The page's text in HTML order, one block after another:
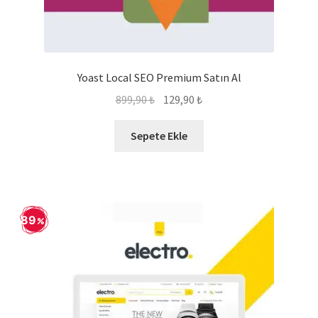
Yoast Local SEO Premium Satın Al
899,90₺ Orijinal
899,90 ₺.
129,90₺Şu
Sepete Ekle
89